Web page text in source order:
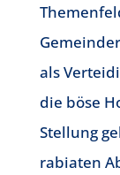
als
die böse
Stellung
rabiaten